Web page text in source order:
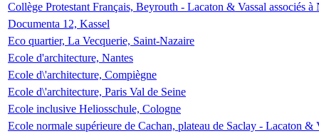
Collège Protestant Français, Beyrouth - Lacaton & Vassal associés
Documenta 12, Kassel
Eco quartier, La Vecquerie, Saint-Nazaire
Ecole d'architecture, Nantes
Ecole d\'architecture, Compiègne
Ecole d\'architecture, Paris Val de Seine
Ecole inclusive Heliosschule, Cologne
Ecole normale supérieure de Cachan, plateau de Saclay - Lacaton &